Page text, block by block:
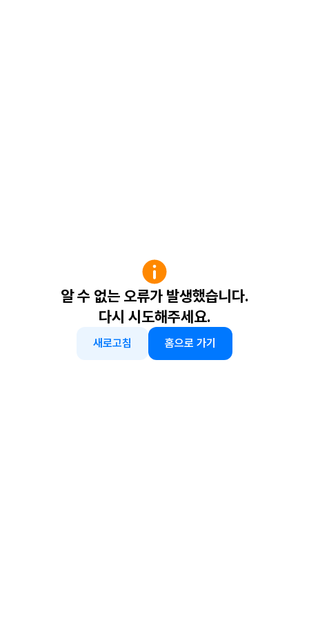
알 수 없는 오류가 발생했습니다.
다시 시도해주세요.
새로고침 홈으로 가기